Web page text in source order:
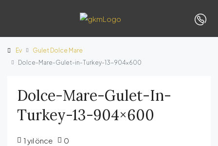
Ev
Gulet Dolce Mare
Dolce-Mare-Gulet-in-Turkey-13-904×600
Dolce-Mare-Gulet-In-
Turkey-13-904×600
1 yıl önce 0